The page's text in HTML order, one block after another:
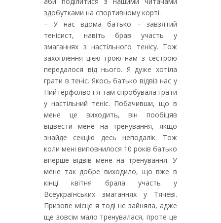
здобутками на спортивному корті.
– У нас вдома батько – завзятий
тенісист, навіть брав участь у
змаганнях з настільного тенісу. Тож
захоплення цією грою нам з сестрою
передалося від нього. Я дуже хотіла
грати в теніс. Якось батько відвіз нас у
Пийтерфолво і я там спробувала грати
у настільний теніс. Побачивши, що в
мене це виходить, він пообіцяв
відвести мене на тренування, якщо
знайде секцію десь неподалік. Тож
коли мені виповнилося 10 років батько
вперше відвів мене на тренування. У
мене так добре виходило, що вже в
кінці квітня брала участь у
Всеукраїнських змаганнях у Тячеві.
Призове місце я тоді не зайняла, адже
ще зовсім мало тренувалася, проте це